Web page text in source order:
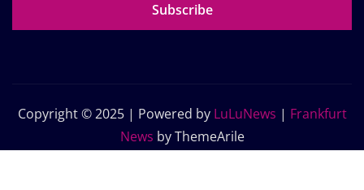
Subscribe
Copyright © 2025 | Powered by LuLuNews | Frankfurt
News by ThemeArile